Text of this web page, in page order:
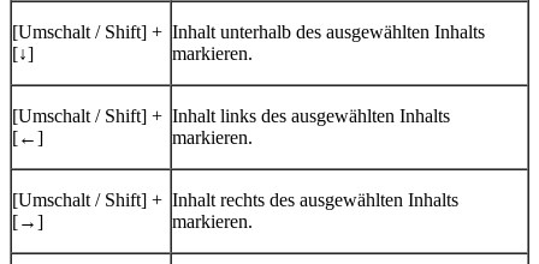
[Umschalt / Shift] +
[↓]
Inhalt unterhalb des ausgewählten Inhalts
markieren.
[Umschalt / Shift] +
[←]
Inhalt links des ausgewählten Inhalts
markieren.
[Umschalt / Shift] +
[→]
Inhalt rechts des ausgewählten Inhalts
markieren.